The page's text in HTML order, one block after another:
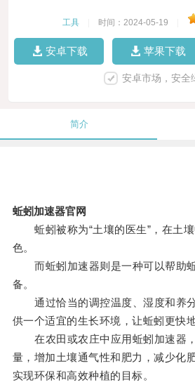
工具 时间：2024-05-19
安卓下载 苹果下载
安卓市场，安全
简介
蚯蚓加速器官网
蚯蚓被称为“土壤的医生”，在土壤
色。
而蚯蚓加速器则是一种可以帮助
备。
通过恰当的调控温度、湿度和养
供一个适宜的生长环境，让蚯蚓更快
在农田或农庄中应用蚯蚓加速器
量，增加土壤通气性和肥力，减少化
实现环保和高效种植的目标。